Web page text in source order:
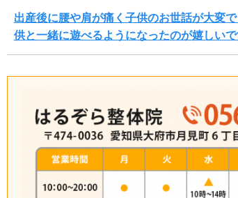
出産後に腰や肩が痛く子供のお世話が大変
供と一緒に遊べるようになったのが嬉しいで